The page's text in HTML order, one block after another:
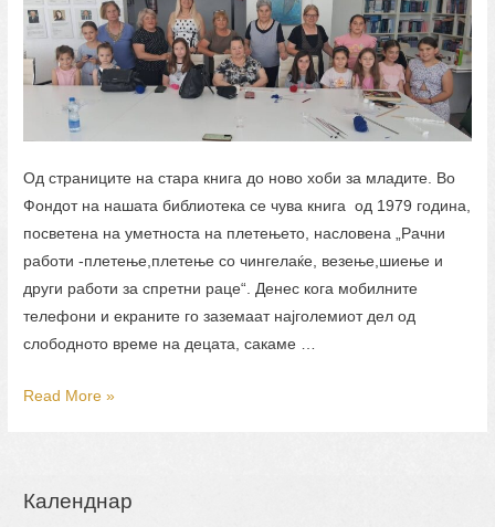
Од страниците на стара книга до ново хоби за младите. Во
Фондот на нашата библиотека се чува книга од 1979 година,
посветена на уметноста на плетењето, насловена „Рачни
работи -плетење,плетење со чингелаќе, везење,шиење и
други работи за спретни раце“. Денес кога мобилните
телефони и екраните го заземаат најголемиот дел од
слободното време на децата, сакаме …
Практична
посветена
Read More »
Календнар